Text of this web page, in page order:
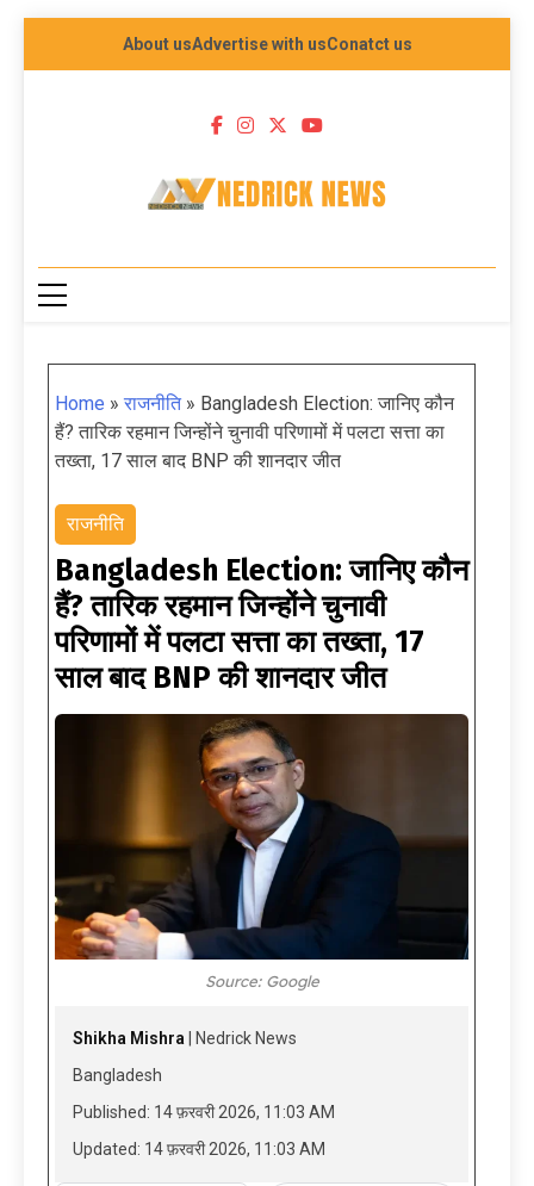
About usAdvertise with usConatct us
NEDRICK NEWS
Home »राजनीति» Bangladesh Election: जानिए कौन
हैं? तारिक रहमान जिन्होंने चुनावी परिणामों में पलटा सत्ता का
तख्ता, 17 साल बाद BNP की शानदार जीत
राजनीति
Bangladesh Election: जानिए कौन
हैं? तारिक रहमान जिन्होंने चुनावी
परिणामों में पलटा सत्ता का तख्ता, 17
साल बाद BNP की शानदार जीत
Source: Google
Shikha Mishra | Nedrick News
Bangladesh
Published: 14 फ़रवरी 2026, 11:03 AM
Updated: 14 फ़रवरी 2026, 11:03 AM